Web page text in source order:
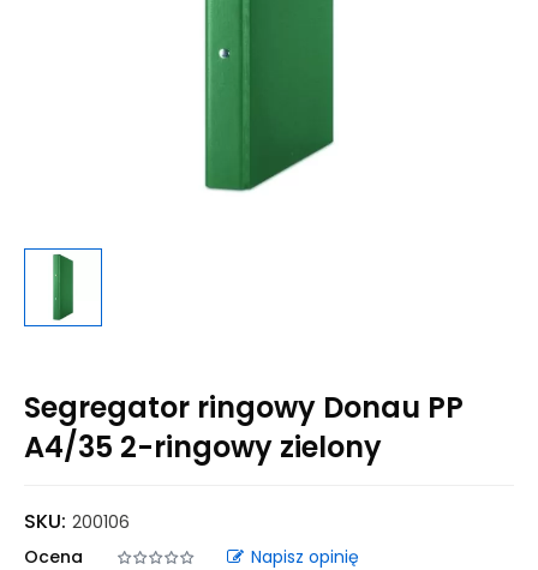
Segregator ringowy Donau PP
A4/35 2-ringowy zielony
SKU: 200106
Ocena
Napisz opinię